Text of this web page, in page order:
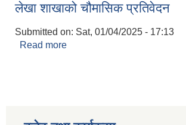
लाभग्राहीको विवरण
लेखा शाखाको चौमासिक प्रतिवेदन
Submitted on: Sat, 01/04/2025 - 17:13
Read more